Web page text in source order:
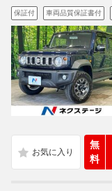
保証付 車両品質保証書付
無
料